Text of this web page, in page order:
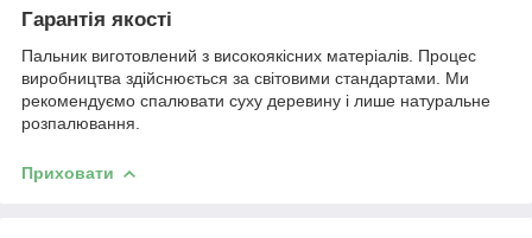
Гарантія якості
Пальник виготовлений з високоякісних матеріалів. Процес
виробництва здійснюється за світовими стандартами. Ми
рекомендуємо спалювати суху деревину і лише натуральне
розпалювання.
Приховати